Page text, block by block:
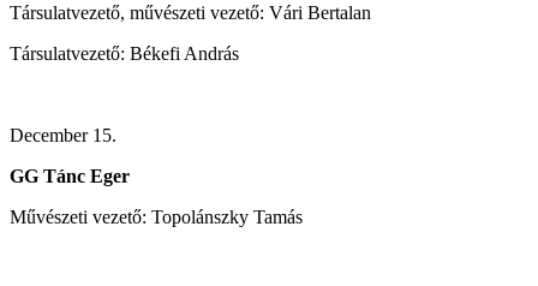
Társulatvezető, művészeti vezető: Vári Bertalan
Társulatvezető: Békefi András
December 15.
GG Tánc Eger
Művészeti vezető: Topolánszky Tamás